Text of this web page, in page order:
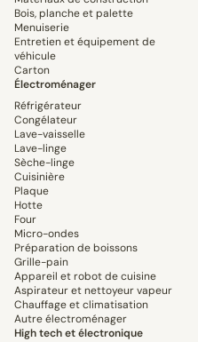
Bois, planche et palette
Menuiserie
Entretien et équipement de
véhicule
Carton
Électroménager
Réfrigérateur
Congélateur
Lave-vaisselle
Lave-linge
Sèche-linge
Cuisinière
Plaque
Hotte
Four
Micro-ondes
Préparation de boissons
Grille-pain
Appareil et robot de cuisine
Aspirateur et nettoyeur vapeur
Chauffage et climatisation
Autre électroménager
High tech et électronique